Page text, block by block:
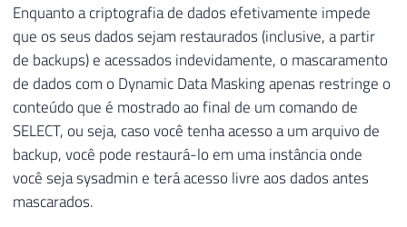
Enquanto a criptografia de dados efetivamente impede
que os seus dados sejam restaurados (inclusive, a partir
de backups) e acessados indevidamente, o mascaramento
de dados com o Dynamic Data Masking apenas restringe o
conteúdo que é mostrado ao final de um comando de
SELECT, ou seja, caso você tenha acesso a um arquivo de
backup, você pode restaurá-lo em uma instância onde
você seja sysadmin e terá acesso livre aos dados antes
mascarados.